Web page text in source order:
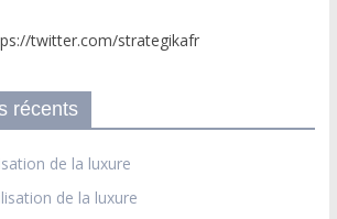
twitter.com/strategikafr
récents
de la luxure
de la luxure